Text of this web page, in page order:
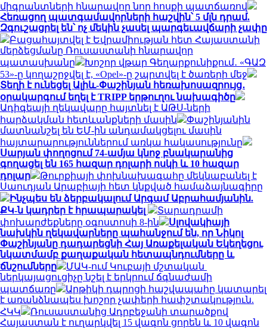
միգրանտների հնարավոր նոր հոսքի պատճառով
Հեռացող պատգամավորների հաշվին՝ 5 մլն դրամ.
Զգուշացրել են՝ ոչ մեկին չասել պարգեւավճարի չափը
Բացահայտվել է Եվրամիության հետ Հայաստանի
մերձեցմանը Ռուսաստանի հնարավոր
պատասխանը
Խոշոր վթար Գեղարքունիքում․ «ԳԱԶ
53»-ը կողաշրջվել է, «Opel»-ը շպրտվել է ծառերի մեջ
Տեղի է ունեցել Ալիև-Փաշինյան հեռախոսազրույց․
օրակարգում եղել է TRIPP երթուղու նախագիծը
Ադիգեայի ղեկավարը հայտնել է ԱԹՍ-ների
հարձակման հետևանքների մասին
Փաշինյանին
մատնանշել են ԵՄ-ին անդամակցելու մասին
հայտարարություններում առկա հակասությունը
Սարյան փողոցում 74-ամյա կնոջ բնակարանից
գողացել են 165 հազար դոլարի ոսկի և 10 հազար
դոլար
Թուրքիայի փոխնախագահը մեկնաբանել է
Սաուդյան Արաբիայի հետ կնքված համաձայնագիրը
Ինչպես են ձերբակալում Արգամ Աբրահամյանին.
ՔԿ-ն կադրեր է հրապարակել
Տարադրամի
փոխարժեքները օգոստոսի 8-ին
Սլովակիայի
նախկին ղեկավարները պահանջում են, որ Նիկոլ
Փաշինյանը դադարեցնի Հայ Առաքելական Եկեղեցու
նկատմամբ քաղաքական հետապնդումները և
ճնշումները
ՄԱԿ-ում Կուբայի մշտական ​​
ներկայացուցիչը նշել է երկրում ճգնաժամի
պատճառը
Արթիկի դպրոցի հաշվապահը կատարել
է առանձնապես խոշոր չափերի հափշտակություն.
ՀԿԿ
Ռուսաստանից Ադրբեջանի տարածքով
Հայաստան է ուղարկվել 15 վագոն ցորեն և 10 վագոն